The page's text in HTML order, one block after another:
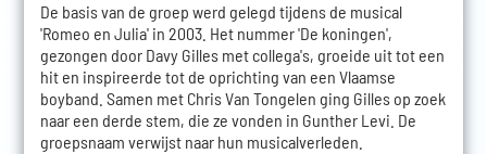
De basis van de groep werd gelegd tijdens de musical
'Romeo en Julia' in 2003. Het nummer 'De koningen',
gezongen door Davy Gilles met collega's, groeide uit tot een
hit en inspireerde tot de oprichting van een Vlaamse
boyband. Samen met Chris Van Tongelen ging Gilles op zoek
naar een derde stem, die ze vonden in Gunther Levi. De
groepsnaam verwijst naar hun musicalverleden.